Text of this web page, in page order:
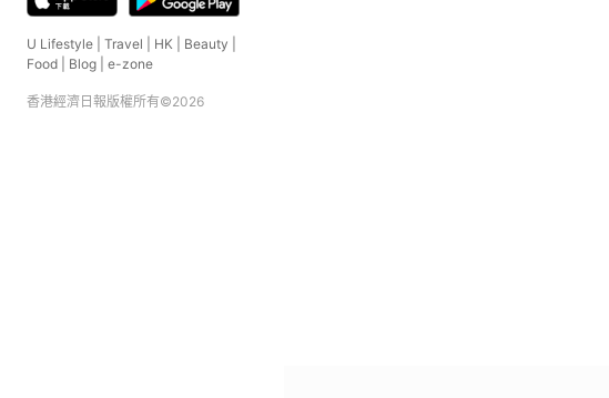
U Lifestyle Travel HK Beauty
Food
Blog e-zone
香港經濟日報版權所有©2026